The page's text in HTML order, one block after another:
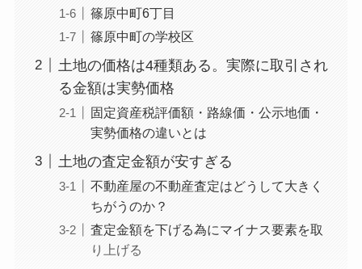
篠原中町6丁目
篠原中町の学校区
土地の価格は4種類ある。実際に取引され
る金額は実勢価格
固定資産税評価額・路線価・公示地価・
実勢価格の違いとは
土地の査定金額が安すぎる
不動産屋の不動産査定はどうして大きく
ちがうのか？
査定金額を下げる為にマイナス要素を取
り上げる